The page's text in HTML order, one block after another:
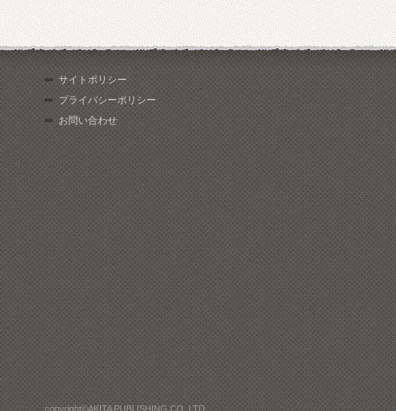
サイトポリシー
プライバシーポリシー
お問い合わせ
copyright©AKITA PUBLISHING CO.,LTD.